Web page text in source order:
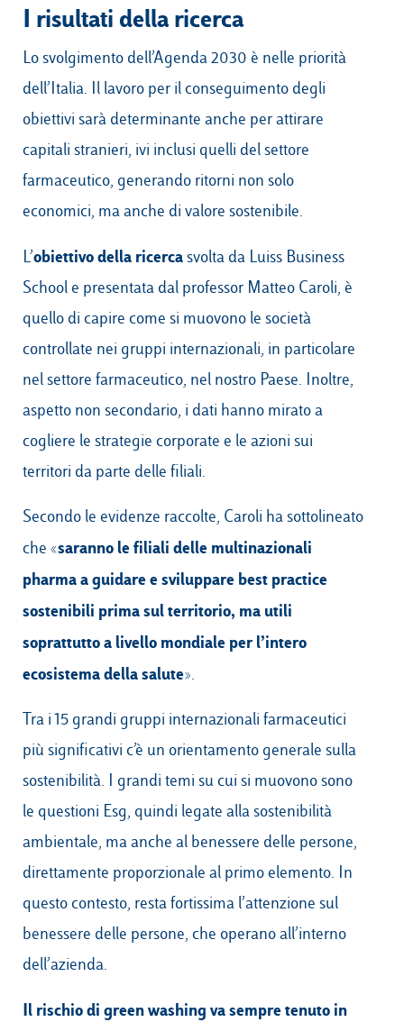
I risultati della ricerca
Lo svolgimento dell’Agenda 2030 è nelle priorità
dell’Italia. Il lavoro per il conseguimento degli
obiettivi sarà determinante anche per attirare
capitali stranieri, ivi inclusi quelli del settore
farmaceutico, generando ritorni non solo
economici, ma anche di valore sostenibile.
L’obiettivo della ricercasvolta da Luiss Business
School e presentata dal professor Matteo Caroli, è
quello di capire come si muovono le società
controllate nei gruppi internazionali, in particolare
nel settore farmaceutico, nel nostro Paese. Inoltre,
aspetto non secondario, i dati hanno mirato a
cogliere le strategie corporate e le azioni sui
territori da parte delle filiali.
Secondo le evidenze raccolte, Caroli ha sottolineato
che «saranno le filiali delle multinazionali
pharma a guidare e sviluppare best practice
sostenibili prima sul territorio, ma utili
soprattutto a livello mondiale per l’intero
ecosistema della salute».
Tra i 15 grandi gruppi internazionali farmaceutici
più significativi c’è un orientamento generale sulla
sostenibilità. I grandi temi su cui si muovono sono
le questioni Esg, quindi legate alla sostenibilità
ambientale, ma anche al benessere delle persone,
direttamente proporzionale al primo elemento. In
questo contesto, resta fortissima l’attenzione sul
benessere delle persone, che operano all’interno
dell’azienda.
Il rischio di green washing va sempre tenuto in